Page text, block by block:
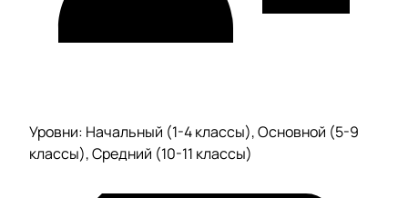
Уровни: Начальный (1-4 классы), Основной (5-9
классы), Средний (10-11 классы)